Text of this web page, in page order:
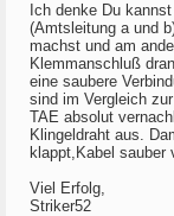
Ich denke Du
(Amtsleitung a und
machst und am
Klemmanschluß
eine saubere
sind im Vergleich
TAE absolut
Klingeldraht aus.
klappt,Kabel sauber
Viel Erfolg,
Striker52